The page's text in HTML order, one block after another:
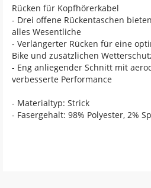
Rücken für Kopfhörerkabel
- Drei offene Rückentaschen
alles Wesentliche
- Verlängerter Rücken für eine
Bike und zusätzlichen
- Eng anliegender Schnitt mit
verbesserte Performance
- Materialtyp: Strick
- Fasergehalt: 98% Polyester, 2%